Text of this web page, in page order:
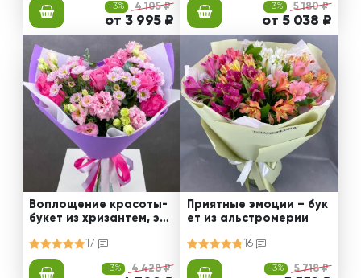
-3% 4 105 ₽
от 3 995 ₽
-3% 5 180 ₽
от 5 038 ₽
Воплощение красоты-
букет из хризантем, эус
17
-3% 4 428 ₽
Приятные эмоции – бук
ет из альстромерии
16
-3% 5 718 ₽